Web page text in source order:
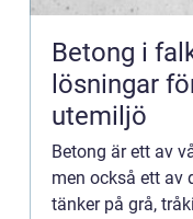
Betong i
lösningar
utemiljö
Betong är ett av
men också ett av
tänker på grå,